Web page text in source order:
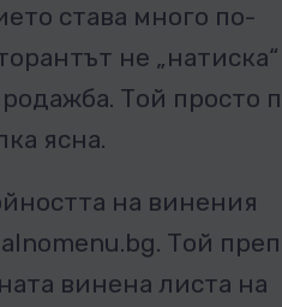
става много по-
не „натиска“
Той просто
ясна.
на винения
Той
винена листа на